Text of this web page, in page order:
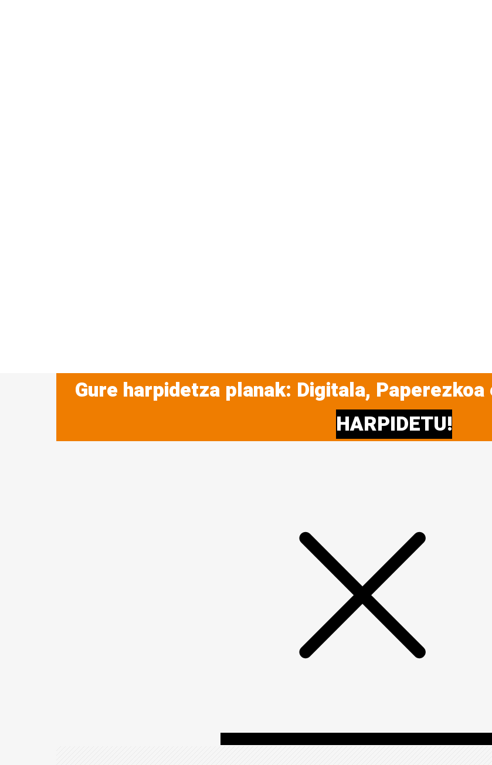
Gure harpidetza planak: Digitala,
HARPIDETU!